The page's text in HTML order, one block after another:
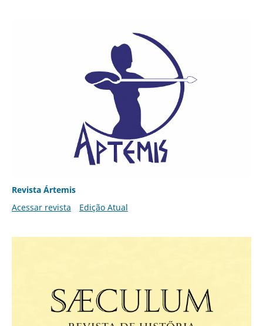
Revista Ártemis
Acessar revista
Edição Atual